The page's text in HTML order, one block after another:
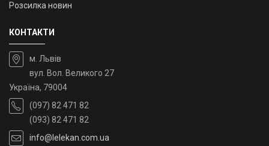
Розсилка новин
КОНТАКТИ
м. Львів
вул. Вол. Великого 27
Україна, 79004
(097) 82 471 82
(093) 82 471 82
info@lelekan.com.ua